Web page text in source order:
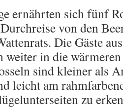
ernährten sich fünf
von den
Die Gäste
weiter in die
sind kleiner als
leicht am
zu